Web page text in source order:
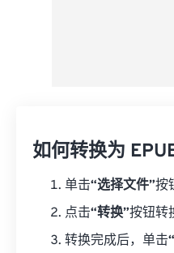
如何转换为
单击“选择文件”按
点击“转换”按钮转
转换完成后，单击